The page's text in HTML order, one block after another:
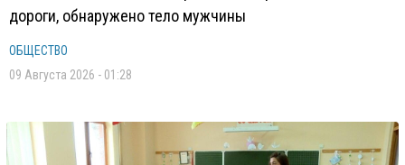
дороги, обнаружено тело мужчины
ОБЩЕСТВО
09 Августа 2026 - 01:28